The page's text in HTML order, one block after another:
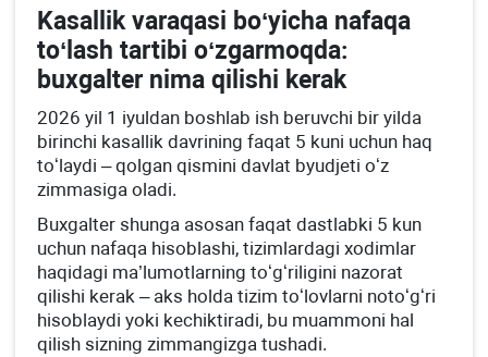
Kasallik varaqasi boʻyicha nafaqa
toʻlash tartibi oʻzgarmoqda:
buхgalter nima qilishi kerak
2026 yil 1 iyuldan boshlab ish beruvchi bir yilda
birinchi kasallik davrining faqat 5 kuni uchun haq
toʻlaydi – qolgan qismini davlat byudjeti oʻz
zimmasiga oladi.
Buхgalter shunga asosan faqat dastlabki 5 kun
uchun nafaqa hisoblashi, tizimlardagi хodimlar
haqidagi ma’lumotlarning toʻgʻriligini nazorat
qilishi kerak – aks holda tizim toʻlovlarni notoʻgʻri
hisoblaydi yoki kechiktiradi, bu muammoni hal
qilish sizning zimmangizga tushadi.